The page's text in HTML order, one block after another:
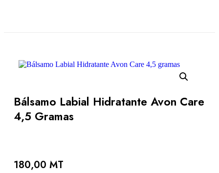
Bálsamo Labial Hidratante Avon Care
4,5 Gramas
180,00 MT